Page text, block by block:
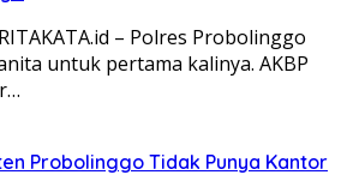
– Polres Probolinggo
untuk pertama kalinya. AKBP
Probolinggo Tidak Punya Kantor